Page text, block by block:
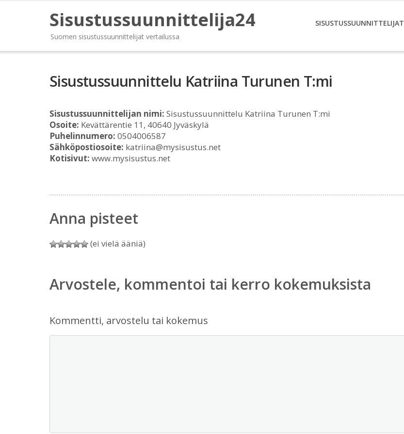
Sisustussuunnittelija24
Suomen sisustussuunnittelijat vertailussa
SISUSTUSSUUNNITTELIJAT
Sisustussuunnittelu Katriina Turunen T:mi
Sisustussuunnittelijan nimi: Sisustussuunnittelu Katriina Turunen T:mi
Osoite: Kevättärentie 11, 40640 Jyväskylä
Puhelinnumero: 0504006587
Sähköpostiosoite: katriina@mysisustus.net
Kotisivut: www.mysisustus.net
Anna pisteet
(ei vielä ääniä)
Arvostele, kommentoi tai kerro kokemuksista
Kommentti, arvostelu tai kokemus